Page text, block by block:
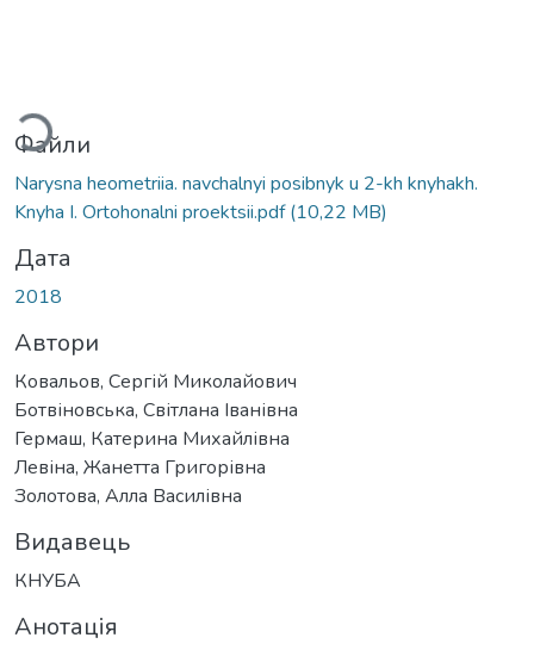
Файли
Narysna heometriia. navchalnyi posibnyk u 2-kh knyhakh.
Knyha I. Ortohonalni proektsii.pdf(10,22 MB)
Дата
2018
Автори
Ковальов, Сергій Миколайович
Ботвіновська, Світлана Іванівна
Гермаш, Катерина Михайлівна
Левіна, Жанетта Григорівна
Золотова, Алла Василівна
Видавець
КНУБА
Анотація